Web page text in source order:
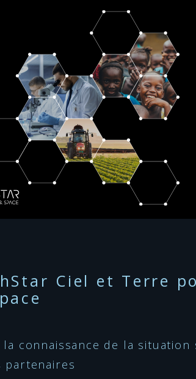
Ciel et Terre
connaissance de la
partenaires